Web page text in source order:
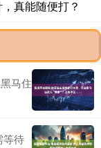
真能随便打？
马住
等待